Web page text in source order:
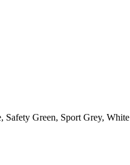
Safety Green, Sport Grey, White